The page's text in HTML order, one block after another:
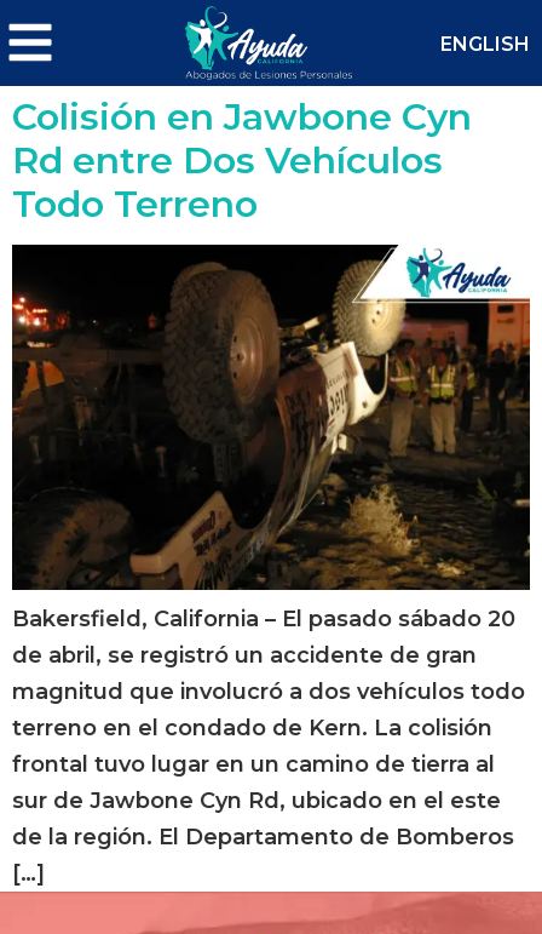
ENGLISH
Colisión en Jawbone Cyn
Rd entre Dos Vehículos
Todo Terreno
Bakersfield, California – El pasado sábado 20
de abril, se registró un accidente de gran
magnitud que involucró a dos vehículos todo
terreno en el condado de Kern. La colisión
frontal tuvo lugar en un camino de tierra al
sur de Jawbone Cyn Rd, ubicado en el este
de la región. El Departamento de Bomberos
[…]